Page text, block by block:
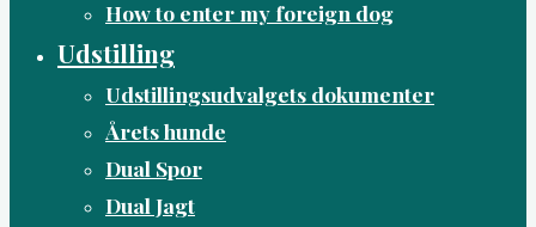
How to enter my foreign dog
Udstilling
Udstillingsudvalgets dokumenter
Årets hunde
Dual Spor
Dual Jagt